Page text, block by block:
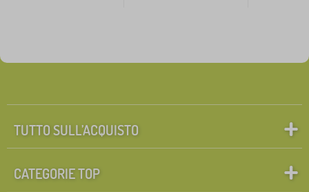
TUTTO SULL’ACQUISTO
CATEGORIE TOP